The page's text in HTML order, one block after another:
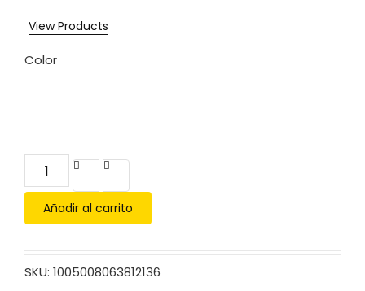
View Products
Color
Añadir al carrito
SKU: 1005008063812136